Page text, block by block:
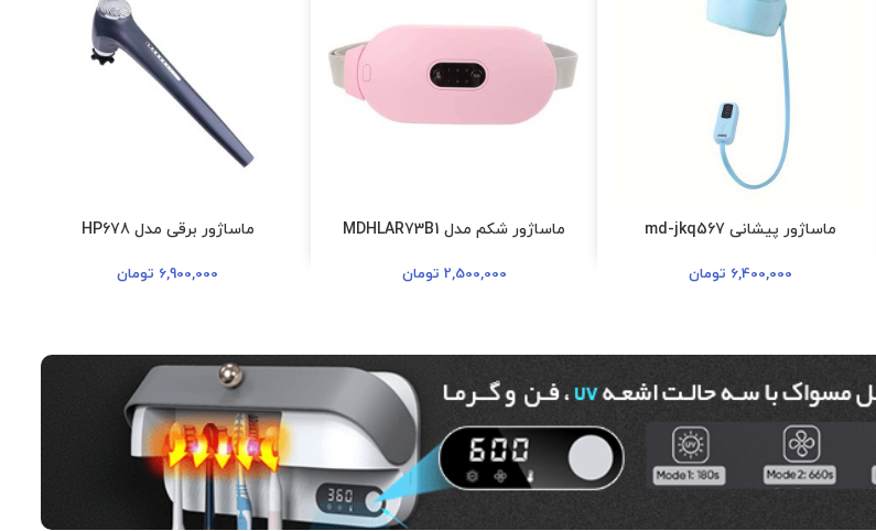
ماساژور پیشانی md-jkq567
6,400,000 تومان
ماساژور شکم مدل MDHLAR73B1
2,500,000 تومان
ماساژور برقی مدل HP678
6,900,000 تومان